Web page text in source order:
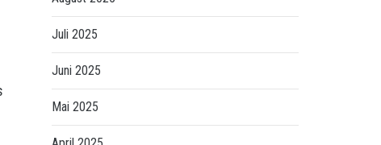
Juli 2025
Juni 2025
Mai 2025